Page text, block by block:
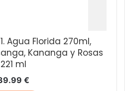
Agua Florida 270ml,
Kananga y Rosas
221 ml
€